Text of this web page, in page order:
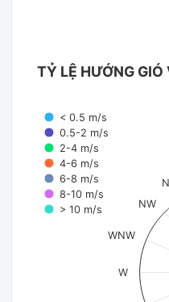
TỶ LỆ HƯỚNG
< 0.5 m/s
0.5-2 m/s
2-4 m/s
4-6 m/s
6-8 m/s
8-10 m/s
> 10 m/s
W
WNW
NW